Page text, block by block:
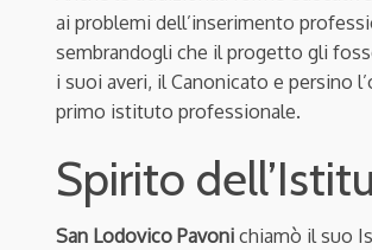
ai problemi dell’inserimento
sembrandogli che il progetto gli
i suoi averi, il Canonicato e persino
primo istituto professionale.
Spirito
San Lodovico Pavoni chiamò il suo